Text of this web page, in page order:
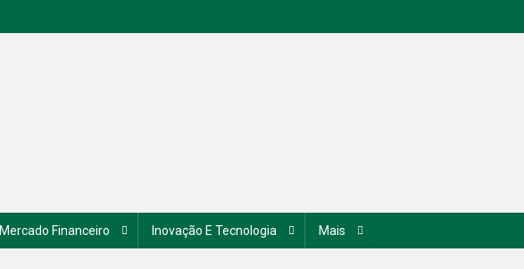
Mercado Financeiro Inovação E Tecnologia Mais